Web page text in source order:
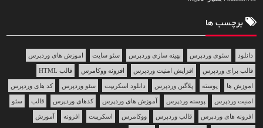
برچسب ها
دانلود سئوی وردپرس بهینه سازی وردپرس سئو سایت اموزش های وردپرس
قالب برای وردپرس افزایش امنیت وردپرس افزونه ووکامرس قالب HTML
اموزش ها پوسته پلاگین وردپرس دانلود اسکریپت سئو وردپرس کد های وردپرس
امنیت وردپرس پوسته وردپرس آموزش های وردپرس کدهای وردپرس قالب سئو
افزونه های وردپرس قالب وردپرس ووکامرس اسکریپت افزونه آموزش